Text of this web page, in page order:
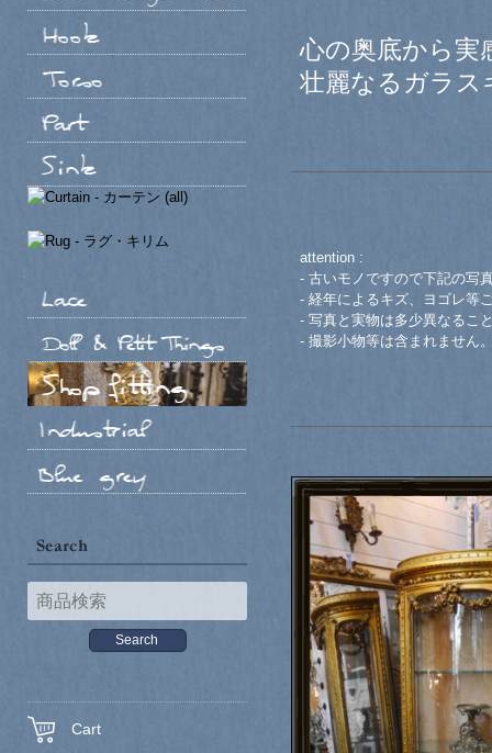
Cart
心の奥底から実
壮麗なるガラ
attention :
- 古いモノですので下記の写
- 経年によるキズ、ヨゴレ等
- 写真と実物は多少異なるこ
- 撮影小物等は含まれません